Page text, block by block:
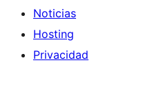
Noticias
Hosting
Privacidad